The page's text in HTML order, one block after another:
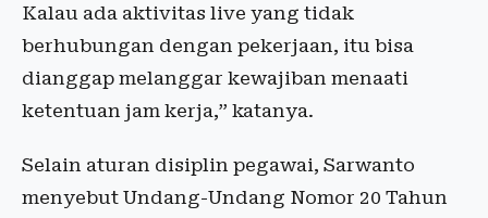
Kalau ada aktivitas live yang tidak
berhubungan dengan pekerjaan, itu bisa
dianggap melanggar kewajiban menaati
ketentuan jam kerja,” katanya.
Selain aturan disiplin pegawai, Sarwanto
menyebut Undang-Undang Nomor 20 Tahun